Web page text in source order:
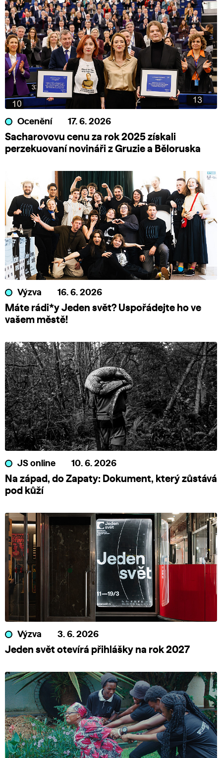
Ocenění 17. 6. 2026
Sacharovovu cenu za rok 2025 získali
perzekuovaní novináři z Gruzie a Běloruska
Výzva 16. 6. 2026
Máte rádi*y Jeden svět? Uspořádejte ho ve
vašem městě!
JS online 10. 6. 2026
Na západ, do Zapaty: Dokument, který zůstává
pod kůží
Výzva 3. 6. 2026
Jeden svět otevírá přihlášky na rok 2027